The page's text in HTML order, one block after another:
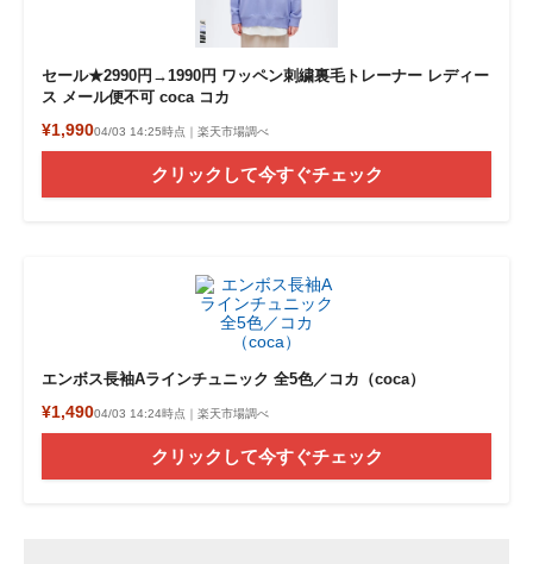
セール★2990円→1990円 ワッペン刺繍裏毛トレーナー レディー
ス メール便不可 coca コカ
¥1,99004/03 14:25時点｜楽天市場調べ
クリックして今すぐチェック
エンボス長袖Aラインチュニック 全5色／コカ（coca）
¥1,49004/03 14:24時点｜楽天市場調べ
クリックして今すぐチェック